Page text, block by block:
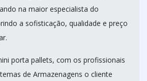
na maior especialista do
a sofisticação, qualidade e preço
porta pallets, com os profissionais
de Armazenagens o cliente